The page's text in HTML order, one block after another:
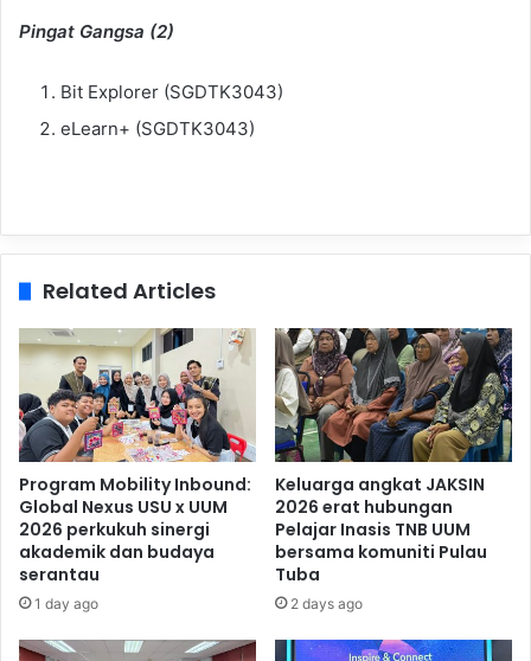
Pingat Gangsa (2)
Bit Explorer (SGDTK3043)
eLearn+ (SGDTK3043)
Related Articles
Program Mobility Inbound:
Global Nexus USU x UUM
2026 perkukuh sinergi
akademik dan budaya
serantau
1 day ago
Keluarga angkat JAKSIN
2026 erat hubungan
Pelajar Inasis TNB UUM
bersama komuniti Pulau
Tuba
2 days ago